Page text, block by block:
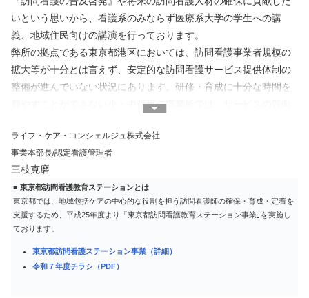
いという思いから、看護系のみならず医療系大学の学生への講
義、地域住民向けの講演を行っております。
弊所の拠点である東京都港区においては、訪問看護事業者規模の
拡大等が十分とは言えず、安定的な訪問看護サービス提供体制の
整備が進んでいない状況にあります。研修・育成に十分な時間を
費やすことができない小・中規模の事業所では、サービスの質向
に、退職者増加は、担当する訪問看護人材の入れ替わりが激しく
なるだけでなく、事業所閉鎖に陥いる可能性も高まることになり
ます。サービス提供を受ける地域住民の方々が、安心して療養生
活を送ることができる体制を地域全体で構築していくことが必要
と考えています。
弊所は創業8年目（2024年時点）と、まだまだ若い事業所ではあ
看護人材の確保・育成」に取り組み続けていきたいと考えており
ライフ・ケア・コンシェルジュ株式会社
事業本部長/認定看護管理者
三枝克磨
■ 東京都訪問看護教育ステーションとは
東京都では、地域包括ケアの中心的な役割を担う訪問看護師の確保・育成・定着を
支援するため、平成25年度より「東京都訪問看護教育ステーション事業｣を実施し
ております。
東京都訪問看護ステーション事業（詳細）
令和７年度チラシ（PDF）